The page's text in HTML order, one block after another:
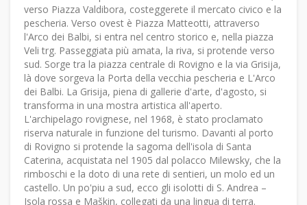
verso Piazza Valdibora, costeggerete il mercato civico e la
pescheria. Verso ovest è Piazza Matteotti, attraverso
l'Arco dei Balbi, si entra nel centro storico e, nella piazza
Veli trg. Passeggiata più amata, la riva, si protende verso
sud. Sorge tra la piazza centrale di Rovigno e la via Grisija,
là dove sorgeva la Porta della vecchia pescheria e L'Arco
dei Balbi. La Grisija, piena di gallerie d'arte, d'agosto, si
transforma in una mostra artistica all'aperto.
L'archipelago rovignese, nel 1968, è stato proclamato
riserva naturale in funzione del turismo. Davanti al porto
di Rovigno si protende la sagoma dell'isola di Santa
Caterina, acquistata nel 1905 dal polacco Milewsky, che la
rimboschi e la doto di una rete di sentieri, un molo ed un
castello. Un po'piu a sud, ecco gli isolotti di S. Andrea –
Isola rossa e Maškin, collegati da una lingua di terra.